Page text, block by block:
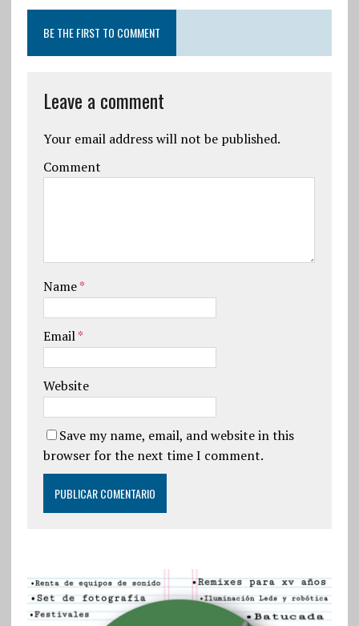
BE THE FIRST TO COMMENT
Leave a comment
Your email address will not be published.
Comment
Name*
Email*
Website
Save my name, email, and website in this
browser for the next time I comment.